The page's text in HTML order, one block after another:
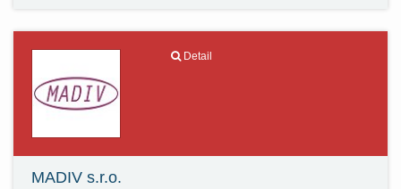
Detail
MADIV s.r.o.